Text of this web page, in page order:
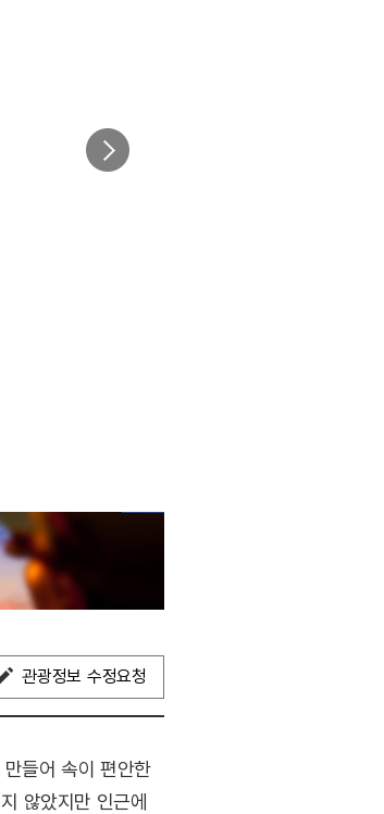
관광정보 수정요청
들어 속이 편안한
않았지만 인근에